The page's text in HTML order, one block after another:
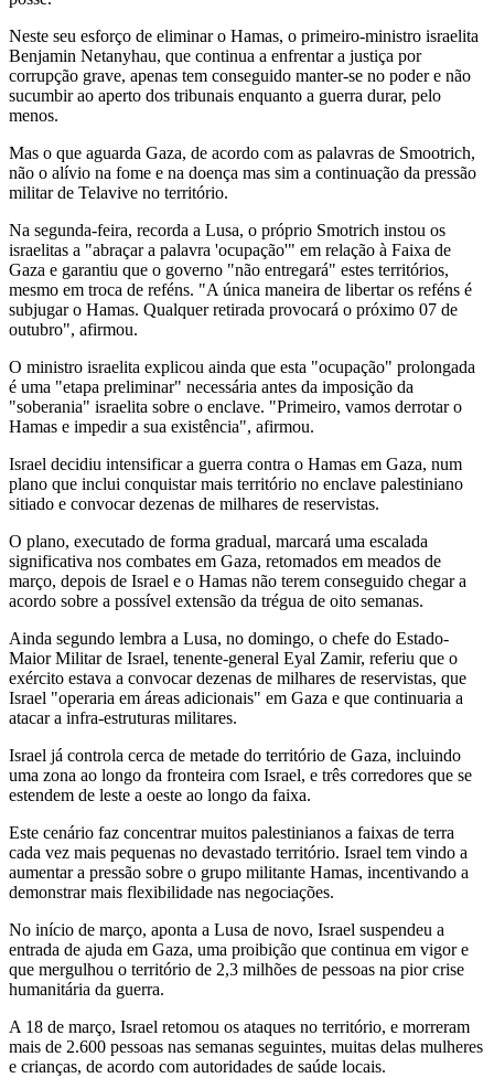
Neste seu esforço de eliminar o Hamas, o primeiro-ministro israelita
Benjamin Netanyhau, que continua a enfrentar a justiça por
corrupção grave, apenas tem conseguido manter-se no poder e não
sucumbir ao aperto dos tribunais enquanto a guerra durar, pelo
menos.
Mas o que aguarda Gaza, de acordo com as palavras de Smootrich,
não o alívio na fome e na doença mas sim a continuação da pressão
militar de Telavive no território.
Na segunda-feira, recorda a Lusa, o próprio Smotrich instou os
israelitas a "abraçar a palavra 'ocupação'" em relação à Faixa de
Gaza e garantiu que o governo "não entregará" estes territórios,
mesmo em troca de reféns. "A única maneira de libertar os reféns é
subjugar o Hamas. Qualquer retirada provocará o próximo 07 de
outubro", afirmou.
O ministro israelita explicou ainda que esta "ocupação" prolongada
é uma "etapa preliminar" necessária antes da imposição da
"soberania" israelita sobre o enclave. "Primeiro, vamos derrotar o
Hamas e impedir a sua existência", afirmou.
Israel decidiu intensificar a guerra contra o Hamas em Gaza, num
plano que inclui conquistar mais território no enclave palestiniano
sitiado e convocar dezenas de milhares de reservistas.
O plano, executado de forma gradual, marcará uma escalada
significativa nos combates em Gaza, retomados em meados de
março, depois de Israel e o Hamas não terem conseguido chegar a
acordo sobre a possível extensão da trégua de oito semanas.
Ainda segundo lembra a Lusa, no domingo, o chefe do Estado-
Maior Militar de Israel, tenente-general Eyal Zamir, referiu que o
exército estava a convocar dezenas de milhares de reservistas, que
Israel "operaria em áreas adicionais" em Gaza e que continuaria a
atacar a infra-estruturas militares.
Israel já controla cerca de metade do território de Gaza, incluindo
uma zona ao longo da fronteira com Israel, e três corredores que se
estendem de leste a oeste ao longo da faixa.
Este cenário faz concentrar muitos palestinianos a faixas de terra
cada vez mais pequenas no devastado território. Israel tem vindo a
aumentar a pressão sobre o grupo militante Hamas, incentivando a
demonstrar mais flexibilidade nas negociações.
No início de março, aponta a Lusa de novo, Israel suspendeu a
entrada de ajuda em Gaza, uma proibição que continua em vigor e
que mergulhou o território de 2,3 milhões de pessoas na pior crise
humanitária da guerra.
A 18 de março, Israel retomou os ataques no território, e morreram
mais de 2.600 pessoas nas semanas seguintes, muitas delas mulheres
e crianças, de acordo com autoridades de saúde locais.